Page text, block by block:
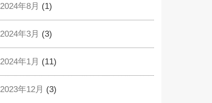
2024年8月 (1)
2024年3月 (3)
2024年1月 (11)
2023年12月 (3)